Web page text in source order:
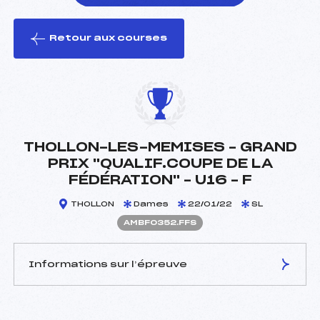
le ski
Retour aux courses
THOLLON-LES-MEMISES – GRAND
PRIX "QUALIF.COUPE DE LA
FÉDÉRATION" – U16 – F
THOLLON Dames 22/01/22 SL
AMBF0352.FFS
Informations sur l’épreuve